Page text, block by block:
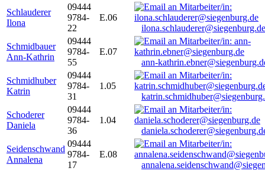
Schlauderer
Ilona
09444
9784-
22
E.06
ilona.schlauderer@siegenburg.de
Schmidbauer
Ann-Kathrin
09444
9784-
55
E.07
ann-
Schmidhuber
Katrin
09444
9784-
31
1.05
Schoderer
Daniela
09444
9784-
36
1.04
Seidenschwand
Annalena
09444
9784-
17
E.08